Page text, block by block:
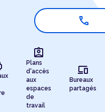
call
assignment_ind
Plans
d'accès
aux
espaces
de
travail
devices
Bureaux
partagés